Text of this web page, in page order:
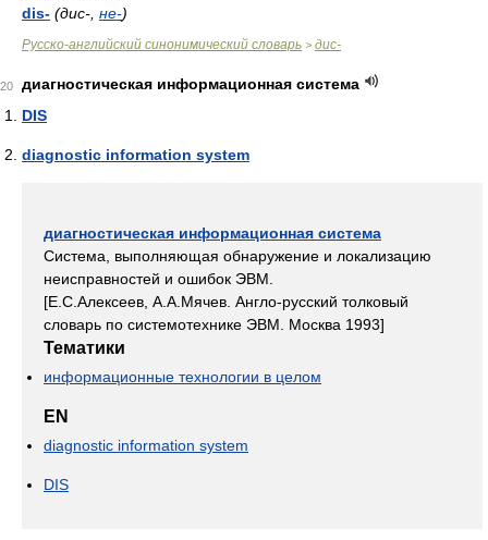
dis- (дис-, не-)
Русско-английский синонимический словарь > дис-
20
диагностическая информационная система
DIS
diagnostic information system
диагностическая информационная система
Система, выполняющая обнаружение и локализацию
неисправностей и ошибок ЭВМ.
[Е.С.Алексеев, А.А.Мячев. Англо-русский толковый
словарь по системотехнике ЭВМ. Москва 1993]
Тематики
информационные технологии в целом
EN
diagnostic information system
DIS